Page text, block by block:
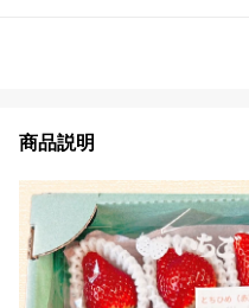
商品説明